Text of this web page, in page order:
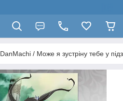
DanMachi / Може я зустріну тебе у